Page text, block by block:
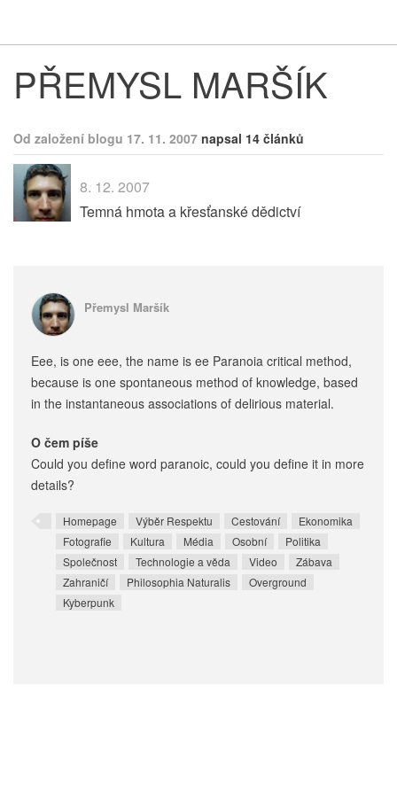
PŘEMYSL MARŠÍK
Od založení blogu 17. 11. 2007 napsal 14 článků
8. 12. 2007
Temná hmota a křesťanské dědictví
Přemysl Maršík
Eee, is one eee, the name is ee Paranoia critical method,
because is one spontaneous method of knowledge, based
in the instantaneous associations of delirious material.
O čem píše
Could you define word paranoic, could you define it in more
details?
Homepage Výběr Respektu Cestování
Ekonomika
Fotografie
Kultura Média Osobní
Politika
Společnost
Technologie a věda Video
Zábava
Zahraničí
Philosophia Naturalis
Overground
Kyberpunk